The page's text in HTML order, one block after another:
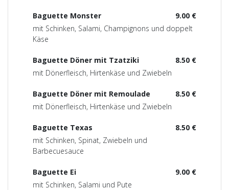
9.00 €
Baguette Monster
mit Schinken, Salami, Champignons und doppelt
Käse
8.50 €
Baguette Döner mit Tzatziki
mit Dönerfleisch, Hirtenkäse und Zwiebeln
8.50 €
Baguette Döner mit Remoulade
mit Dönerfleisch, Hirtenkäse und Zwiebeln
8.50 €
Baguette Texas
mit Schinken, Spinat, Zwiebeln und
Barbecuesauce
9.00 €
Baguette Ei
mit Schinken, Salami und Pute